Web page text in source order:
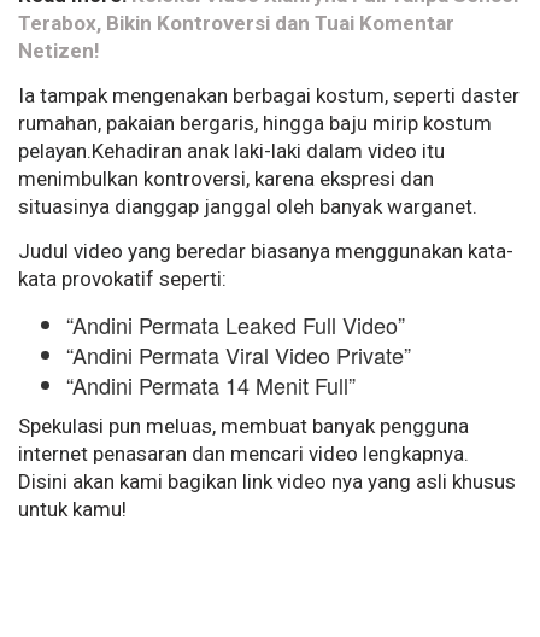
Terabox, Bikin Kontroversi dan Tuai Komentar
Netizen!
Ia tampak mengenakan berbagai kostum, seperti daster
rumahan, pakaian bergaris, hingga baju mirip kostum
pelayan.Kehadiran anak laki-laki dalam video itu
menimbulkan kontroversi, karena ekspresi dan
situasinya dianggap janggal oleh banyak warganet.
Judul video yang beredar biasanya menggunakan kata-
kata provokatif seperti:
“Andini Permata Leaked Full Video”
“Andini Permata Viral Video Private”
“Andini Permata 14 Menit Full”
Spekulasi pun meluas, membuat banyak pengguna
internet penasaran dan mencari video lengkapnya.
Disini akan kami bagikan link video nya yang asli khusus
untuk kamu!